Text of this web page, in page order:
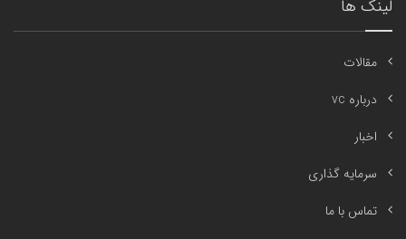
لینک ها
مقالات
درباره vc
اخبار
سرمایه گذاری
تماس با ما